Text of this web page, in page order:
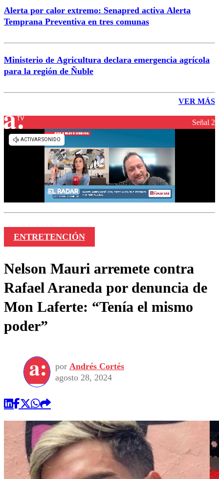
Alerta por calor extremo: Senapred activa Alerta
Temprana Preventiva en tres comunas
Ministerio de Agricultura declara emergencia agrícola
para la región de Ñuble
VER MÁS
Señal 2
ENTRETENCIÓN
Nelson Mauri arremete contra
Rafael Araneda por denuncia de
Mon Laferte: “Tenía el mismo
poder”
por Andrés Cortés
agosto 28, 2024